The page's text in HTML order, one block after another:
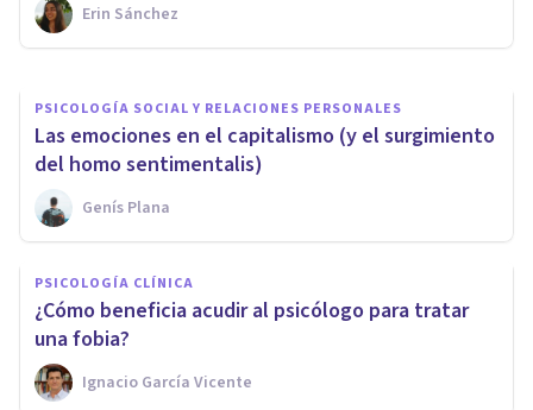
Erin Sánchez
Nerea Moreno
PSICOLOGÍA SOCIAL Y RELACIONES PERSONALES
Las emociones en el capitalismo (y el surgimiento
del homo sentimentalis)
Genís Plana
PSICOLOGÍA CLÍNICA
¿Cómo beneficia acudir al psicólogo para tratar
una fobia?
Ignacio García Vicente